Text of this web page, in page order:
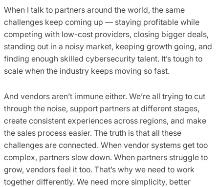
When I talk to partners around the world, the same
challenges keep coming up — staying profitable while
competing with low-cost providers, closing bigger deals,
standing out in a noisy market, keeping growth going, and
finding enough skilled cybersecurity talent. It’s tough to
scale when the industry keeps moving so fast.
And vendors aren’t immune either. We’re all trying to cut
through the noise, support partners at different stages,
create consistent experiences across regions, and make
the sales process easier. The truth is that all these
challenges are connected. When vendor systems get too
complex, partners slow down. When partners struggle to
grow, vendors feel it too. That’s why we need to work
together differently. We need more simplicity, better